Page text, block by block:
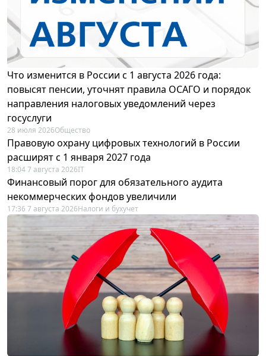
Что изменится в России с 1 августа 2026 года:
повысят пенсии, уточнят правила ОСАГО и порядок
направления налоговых уведомлений через
госуслуги
28 июля 2026Общество
Правовую охрану цифровых технологий в России
расширят с 1 января 2027 года
18:04 7 августа 2026IT
Финансовый порог для обязательного аудита
некоммерческих фондов увеличили
17:36 7 августа 2026Налоги и бухучет